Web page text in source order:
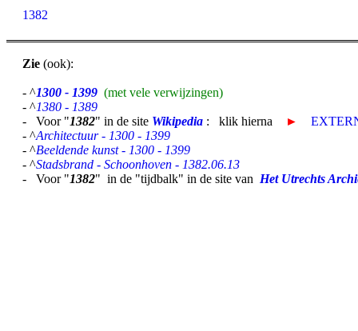
1382
Zie (ook):
- ^1300 - 1399 (met vele verwijzingen)
- ^1380 - 1389
- Voor "1382" in de site Wikipedia : klik hierna ►
- ^Architectuur - 1300 - 1399
- ^Beeldende kunst - 1300 - 1399
- ^Stadsbrand - Schoonhoven - 1382.06.13
- Voor "1382" in de "tijdbalk" in de site van Het Utrechts